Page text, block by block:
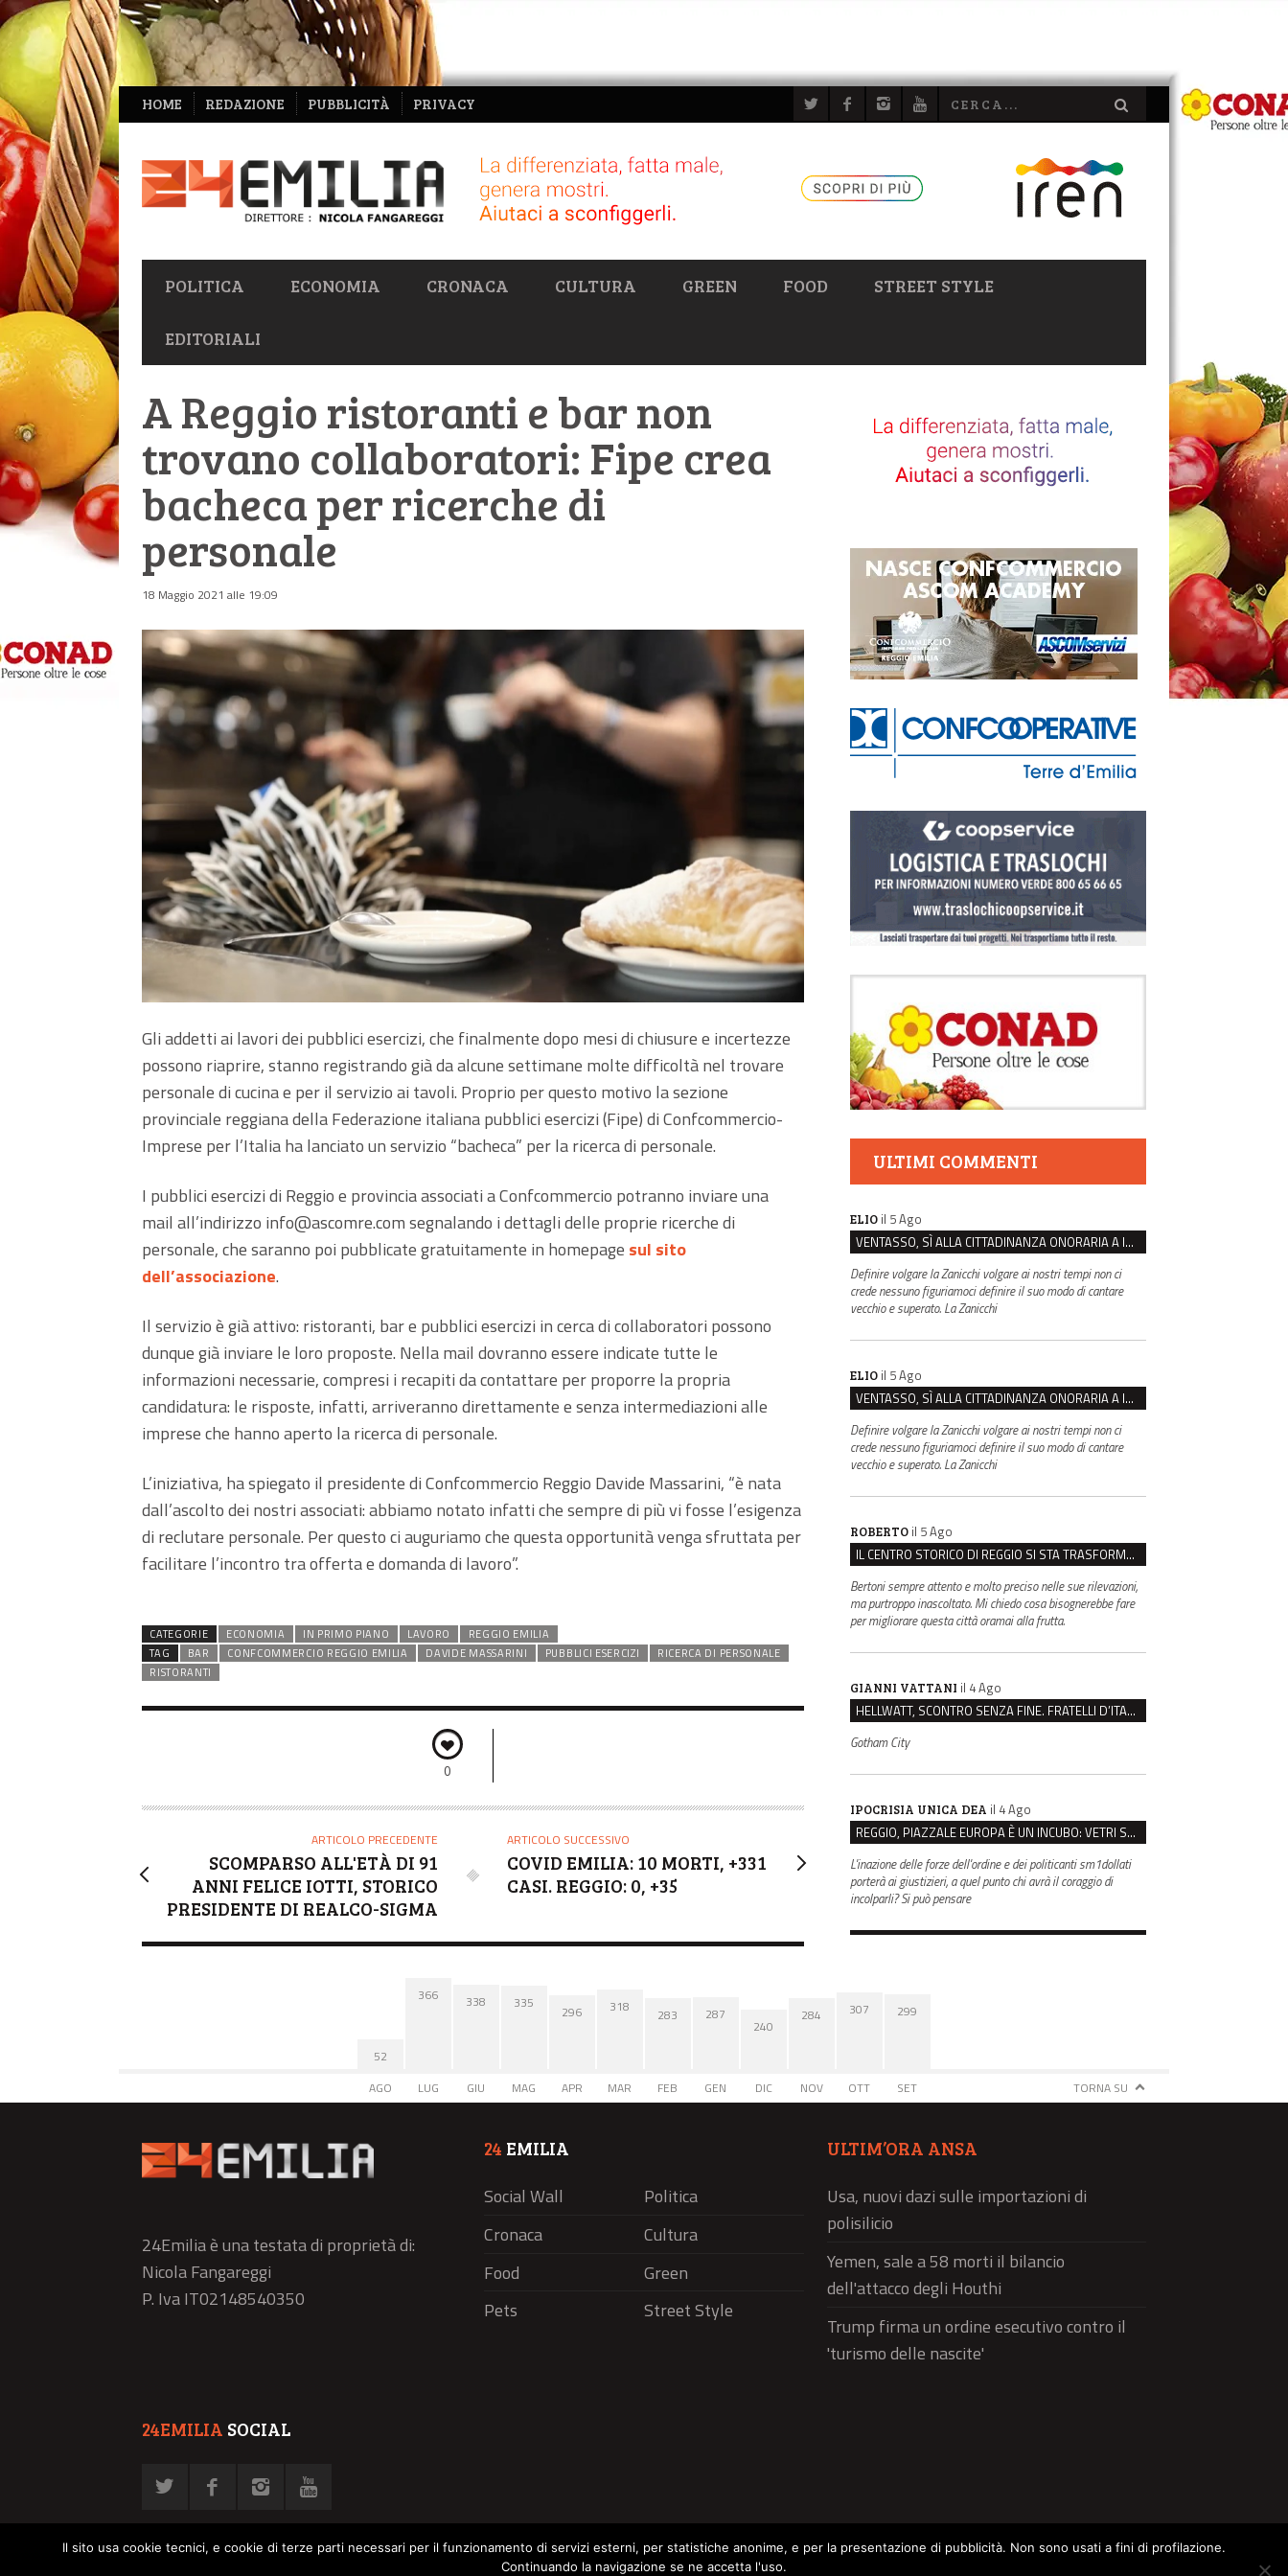
NAVIGAZIONE
SECONDARIA
HOME REDAZIONE PUBBLICITÀ PRIVACY
NAVIGAZIONE
PRIMARIA
POLITICA ECONOMIA CRONACA CULTURA GREEN FOOD STREET STYLE
EDITORIALI
A Reggio ristoranti e bar non
trovano collaboratori: Fipe crea
bacheca per ricerche di
personale
18 Maggio 2021 alle 19:09
Gli addetti ai lavori dei pubblici esercizi, che finalmente dopo mesi di chiusure e incertezze
possono riaprire, stanno registrando già da alcune settimane molte difficoltà nel trovare
personale di cucina e per il servizio ai tavoli. Proprio per questo motivo la sezione
provinciale reggiana della Federazione italiana pubblici esercizi (Fipe) di Confcommercio-
Imprese per l’Italia ha lanciato un servizio “bacheca” per la ricerca di personale.
I pubblici esercizi di Reggio e provincia associati a Confcommercio potranno inviare una
mail all’indirizzo info@ascomre.com segnalando i dettagli delle proprie ricerche di
personale, che saranno poi pubblicate gratuitamente in homepage sul sito
dell’associazione.
Il servizio è già attivo: ristoranti, bar e pubblici esercizi in cerca di collaboratori possono
dunque già inviare le loro proposte. Nella mail dovranno essere indicate tutte le
informazioni necessarie, compresi i recapiti da contattare per proporre la propria
candidatura: le risposte, infatti, arriveranno direttamente e senza intermediazioni alle
imprese che hanno aperto la ricerca di personale.
L’iniziativa, ha spiegato il presidente di Confcommercio Reggio Davide Massarini, “è nata
dall’ascolto dei nostri associati: abbiamo notato infatti che sempre di più vi fosse l’esigenza
di reclutare personale. Per questo ci auguriamo che questa opportunità venga sfruttata per
facilitare l’incontro tra offerta e domanda di lavoro”.
CATEGORIE ECONOMIA IN PRIMO PIANO LAVORO
REGGIO EMILIA
TAG
BAR CONFCOMMERCIO REGGIO EMILIA DAVIDE MASSARINI PUBBLICI ESERCIZI
RICERCA DI PERSONALE
RISTORANTI
0
ARTICOLO PRECEDENTE
SCOMPARSO ALL'ETÀ DI 91
ANNI FELICE IOTTI, STORICO
PRESIDENTE DI REALCO-SIGMA
ARTICOLO SUCCESSIVO
COVID EMILIA: 10 MORTI, +331
CASI. REGGIO: 0, +35
ULTIMI COMMENTI
ELIO il 5 Ago
VENTASSO, SÌ ALLA CITTADINANZA ONORARIA A IVA ZANICCHI. MA BARGIACCHI: “È DI PESSIMO GUSTO”
Definire volgare la Zanicchi volgare ai nostri tempi non ci
crede nessuno figuriamoci definire il suo modo di cantare
vecchio e superato. La Zanicchi
ELIO il 5 Ago
VENTASSO, SÌ ALLA CITTADINANZA ONORARIA A IVA ZANICCHI. MA BARGIACCHI: “È DI PESSIMO GUSTO”
Definire volgare la Zanicchi volgare ai nostri tempi non ci
crede nessuno figuriamoci definire il suo modo di cantare
vecchio e superato. La Zanicchi
ROBERTO il 5 Ago
IL CENTRO STORICO DI REGGIO SI STA TRASFORMANDO, E NON IN MEGLIO
Bertoni sempre attento e molto preciso nelle sue rilevazioni,
ma purtroppo inascoltato. Mi chiedo cosa bisognerebbe fare
per migliorare questa città oramai alla frutta.
GIANNI VATTANI il 4 Ago
HELLWATT, SCONTRO SENZA FINE. FRATELLI D’ITALIA: “MILANI PORTA DOCUMENTI, DE FRANCO INSULTI”
Gotham City
IPOCRISIA UNICA DEA il 4 Ago
REGGIO, PIAZZALE EUROPA È UN INCUBO: VETRI SPACCATI E FURTI SULLE AUTO IN SOSTA
L'inazione delle forze dell'ordine e dei politicanti sm1dollati
porterà ai giustizieri, a quel punto chi avrà il coraggio di
incolparli? Si può pensare
52
AGO
366
LUG
338
GIU
335
MAG
296
APR
318
MAR
283
FEB
287
GEN
240
DIC
284
NOV
307
OTT
299
SET TORNA SU
24Emilia è una testata di proprietà di:
Nicola Fangareggi
P. Iva IT02148540350
24 EMILIA
Social Wall
Politica
Cronaca
Cultura
Food
Green
Pets
Street Style
ULTIM’ORA ANSA
Usa, nuovi dazi sulle importazioni di
polisilicio
Yemen, sale a 58 morti il bilancio
dell'attacco degli Houthi
Trump firma un ordine esecutivo contro il
'turismo delle nascite'
24EMILIA SOCIAL
Il sito usa cookie tecnici, e cookie di terze parti necessari per il funzionamento di servizi esterni, per statistiche anonime, e per la presentazione di pubblicità. Non sono usati a fini di profilazione.
Continuando la navigazione se ne accetta l'uso.